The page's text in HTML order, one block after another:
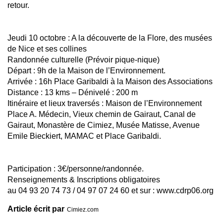
retour.
Jeudi 10 octobre : A la découverte de la Flore, des musées
de Nice et ses collines
Randonnée culturelle (Prévoir pique-nique)
Départ : 9h de la Maison de l’Environnement.
Arrivée : 16h Place Garibaldi à la Maison des Associations
Distance : 13 kms – Dénivelé : 200 m
Itinéraire et lieux traversés : Maison de l’Environnement
Place A. Médecin, Vieux chemin de Gairaut, Canal de
Gairaut, Monastère de Cimiez, Musée Matisse, Avenue
Emile Bieckiert, MAMAC et Place Garibaldi.
Participation : 3€/personne/randonnée.
Renseignements & Inscriptions obligatoires
au 04 93 20 74 73 / 04 97 07 24 60 et sur : www.cdrp06.org
Article écrit par Cimiez.com